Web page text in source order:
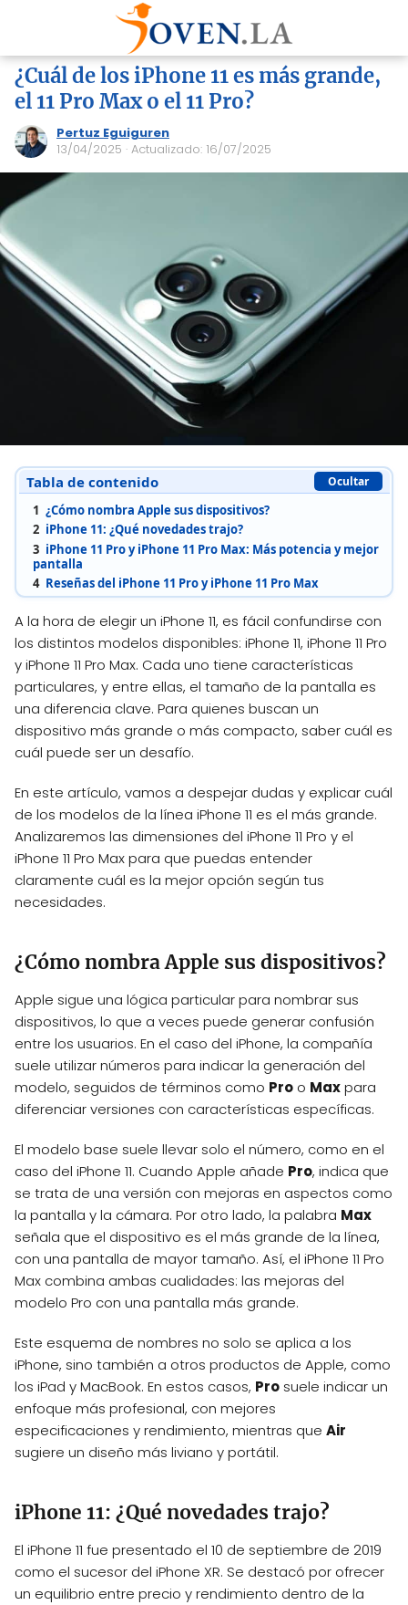
¿Cuál de los iPhone 11 es más grande,
el 11 Pro Max o el 11 Pro?
Pertuz Eguiguren
13/04/2025 · Actualizado: 16/07/2025
Tabla de contenido Ocultar
1 ¿Cómo nombra Apple sus dispositivos?
2 iPhone 11: ¿Qué novedades trajo?
3 iPhone 11 Pro y iPhone 11 Pro Max: Más potencia y mejor
pantalla
4 Reseñas del iPhone 11 Pro y iPhone 11 Pro Max
A la hora de elegir un iPhone 11, es fácil confundirse con
los distintos modelos disponibles: iPhone 11, iPhone 11 Pro
y iPhone 11 Pro Max. Cada uno tiene características
particulares, y entre ellas, el tamaño de la pantalla es
una diferencia clave. Para quienes buscan un
dispositivo más grande o más compacto, saber cuál es
cuál puede ser un desafío.
En este artículo, vamos a despejar dudas y explicar cuál
de los modelos de la línea iPhone 11 es el más grande.
Analizaremos las dimensiones del iPhone 11 Pro y el
iPhone 11 Pro Max para que puedas entender
claramente cuál es la mejor opción según tus
necesidades.
¿Cómo nombra Apple sus dispositivos?
Apple sigue una lógica particular para nombrar sus
dispositivos, lo que a veces puede generar confusión
entre los usuarios. En el caso del iPhone, la compañía
suele utilizar números para indicar la generación del
modelo, seguidos de términos como Pro o Maxpara
diferenciar versiones con características específicas.
El modelo base suele llevar solo el número, como en el
caso del iPhone 11. Cuando Apple añade Pro, indica que
se trata de una versión con mejoras en aspectos como
la pantalla y la cámara. Por otro lado, la palabra Max
señala que el dispositivo es el más grande de la línea,
con una pantalla de mayor tamaño. Así, el iPhone 11 Pro
Max combina ambas cualidades: las mejoras del
modelo Pro con una pantalla más grande.
Este esquema de nombres no solo se aplica a los
iPhone, sino también a otros productos de Apple, como
los iPad y MacBook. En estos casos, Pro suele indicar un
enfoque más profesional, con mejores
especificaciones y rendimiento, mientras que Air
sugiere un diseño más liviano y portátil.
iPhone 11: ¿Qué novedades trajo?
El iPhone 11 fue presentado el 10 de septiembre de 2019
como el sucesor del iPhone XR. Se destacó por ofrecer
un equilibrio entre precio y rendimiento dentro de la